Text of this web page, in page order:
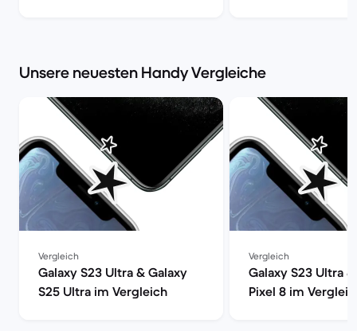
Unsere neuesten Handy Vergleiche
Vergleich
Galaxy S23 Ultra & Galaxy
S25 Ultra im Vergleich
Vergleich
Galaxy S23 Ultra
Pixel 8 im